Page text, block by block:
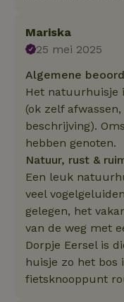
Mariska
25 mei 2025
Algemene
Het natuurhuisje
(ok zelf
beschrijving).
hebben genoten.
Natuur, rust &
Een leuk
veel
gelegen, het
van de weg met
Dorpje Eersel is
huisje zo het bos
fietsknooppunt